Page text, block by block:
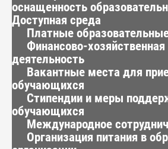
оснащенность
Доступная среда
Платные
Финансово-хозяйственная
деятельность
Вакантные места для
обучающихся
Стипендии и меры
обучающихся
Международное
Организация питания в